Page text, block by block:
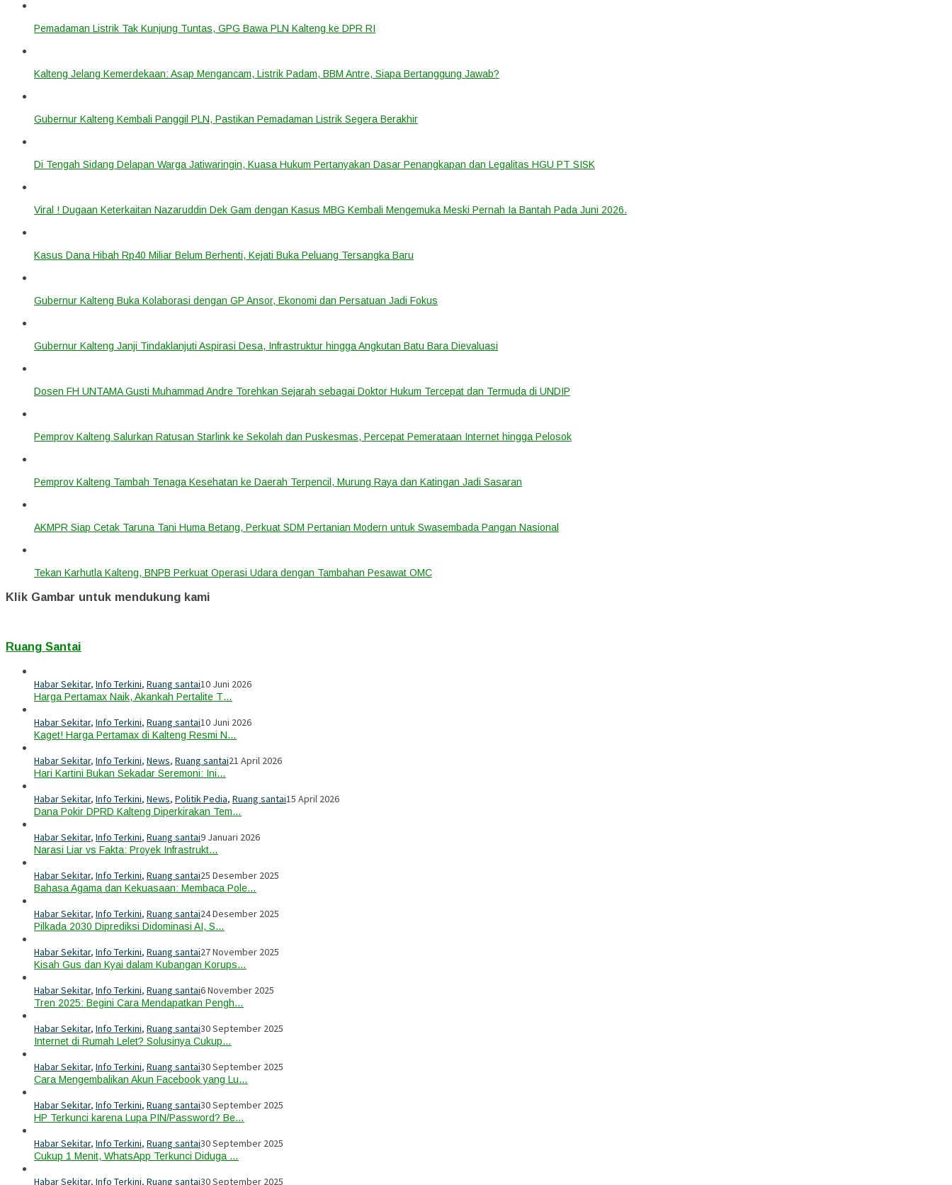
Pemadaman Listrik Tak Kunjung Tuntas, GPG Bawa PLN Kalteng ke DPR RI
Kalteng Jelang Kemerdekaan: Asap Mengancam, Listrik Padam, BBM Antre, Siapa Bertanggung Jawab?
Gubernur Kalteng Kembali Panggil PLN, Pastikan Pemadaman Listrik Segera Berakhir
Di Tengah Sidang Delapan Warga Jatiwaringin, Kuasa Hukum Pertanyakan Dasar Penangkapan dan Legalitas HGU PT SISK
Viral ! Dugaan Keterkaitan Nazaruddin Dek Gam dengan Kasus MBG Kembali Mengemuka Meski Pernah Ia Bantah Pada Juni 2026.
Kasus Dana Hibah Rp40 Miliar Belum Berhenti, Kejati Buka Peluang Tersangka Baru
Gubernur Kalteng Buka Kolaborasi dengan GP Ansor, Ekonomi dan Persatuan Jadi Fokus
Gubernur Kalteng Janji Tindaklanjuti Aspirasi Desa, Infrastruktur hingga Angkutan Batu Bara Dievaluasi
Dosen FH UNTAMA Gusti Muhammad Andre Torehkan Sejarah sebagai Doktor Hukum Tercepat dan Termuda di UNDIP
Pemprov Kalteng Salurkan Ratusan Starlink ke Sekolah dan Puskesmas, Percepat Pemerataan Internet hingga Pelosok
Pemprov Kalteng Tambah Tenaga Kesehatan ke Daerah Terpencil, Murung Raya dan Katingan Jadi Sasaran
AKMPR Siap Cetak Taruna Tani Huma Betang, Perkuat SDM Pertanian Modern untuk Swasembada Pangan Nasional
Tekan Karhutla Kalteng, BNPB Perkuat Operasi Udara dengan Tambahan Pesawat OMC
Klik Gambar untuk mendukung kami
Ruang Santai
Habar Sekitar, Info Terkini, Ruang santai10 Juni 2026
Harga Pertamax Naik, Akankah Pertalite T…
Habar Sekitar, Info Terkini, Ruang santai10 Juni 2026
Kaget! Harga Pertamax di Kalteng Resmi N…
Habar Sekitar, Info Terkini, News, Ruang santai21 April 2026
Hari Kartini Bukan Sekadar Seremoni: Ini…
Habar Sekitar, Info Terkini, News, Politik Pedia, Ruang santai15 April 2026
Dana Pokir DPRD Kalteng Diperkirakan Tem…
Habar Sekitar, Info Terkini, Ruang santai9 Januari 2026
Narasi Liar vs Fakta: Proyek Infrastrukt…
Habar Sekitar, Info Terkini, Ruang santai25 Desember 2025
Bahasa Agama dan Kekuasaan: Membaca Pole…
Habar Sekitar, Info Terkini, Ruang santai24 Desember 2025
Pilkada 2030 Diprediksi Didominasi AI, S…
Habar Sekitar, Info Terkini, Ruang santai27 November 2025
Kisah Gus dan Kyai dalam Kubangan Korups…
Habar Sekitar, Info Terkini, Ruang santai6 November 2025
Tren 2025: Begini Cara Mendapatkan Pengh…
Habar Sekitar, Info Terkini, Ruang santai30 September 2025
Internet di Rumah Lelet? Solusinya Cukup…
Habar Sekitar, Info Terkini, Ruang santai30 September 2025
Cara Mengembalikan Akun Facebook yang Lu…
Habar Sekitar, Info Terkini, Ruang santai30 September 2025
HP Terkunci karena Lupa PIN/Password? Be…
Habar Sekitar, Info Terkini, Ruang santai30 September 2025
Cukup 1 Menit, WhatsApp Terkunci Diduga …
Habar Sekitar, Info Terkini, Ruang santai30 September 2025